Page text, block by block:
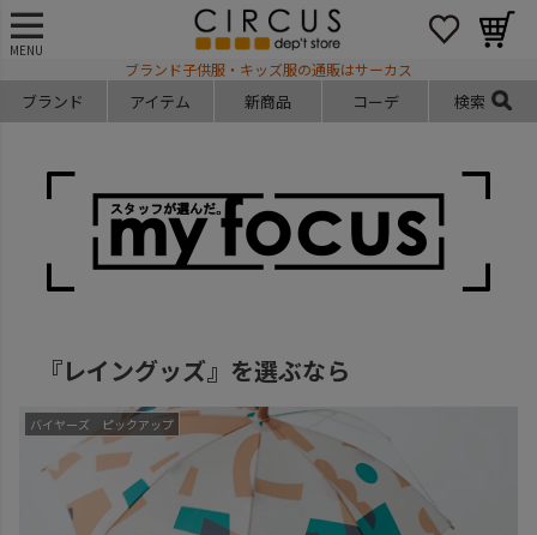
MENU
ブランド子供服・キッズ服の通販はサーカス
ブランド アイテム 新商品 コーデ 検索
『レイングッズ』を選ぶなら
バイヤーズ ピックアップ